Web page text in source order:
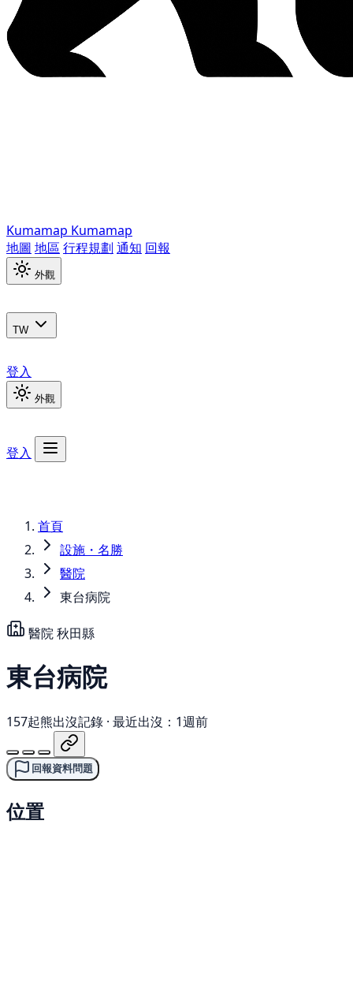
Kumamap Kumamap
地圖 地區 行程規劃 通知 回報
外觀
TW
登入
外觀
登入
首頁
設施・名勝
醫院
東台病院
醫院秋田縣
東台病院
157起熊出沒記錄 · 最近出沒：1週前
回報資料問題
位置